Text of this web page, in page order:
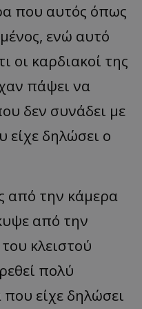
που αυτός όπως
ενώ αυτό
οι καρδιακοί της
πάψει να
δεν συνάδει με
δηλώσει ο
από την κάμερα
από την
κλειστού
πολύ
είχε δηλώσει